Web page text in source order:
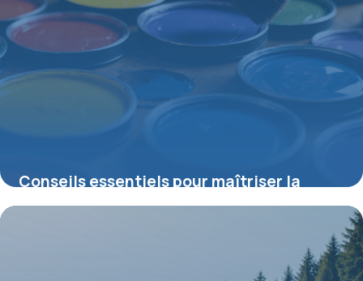
Conseils essentiels pour maîtriser la
peinture acrylique et optimiser vos